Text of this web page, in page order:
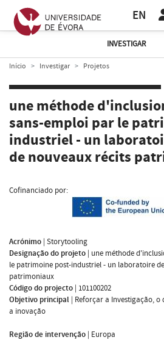
EN
INVESTIGAR
Início Investigar Projetos
une méthode
sans-emploi par le
industriel - un
de nouveaux récits
Cofinanciado por:
Acrónimo | Storytooling
Designação do projeto | une méthode
le patrimoine post-industriel - un laboratoire
patrimoniaux
Código do projecto | 101100202
Objetivo principal | Reforçar a Investigação,
a inovação
Região de intervenção | Europa